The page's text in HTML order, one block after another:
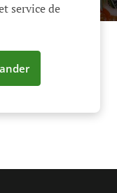
service de